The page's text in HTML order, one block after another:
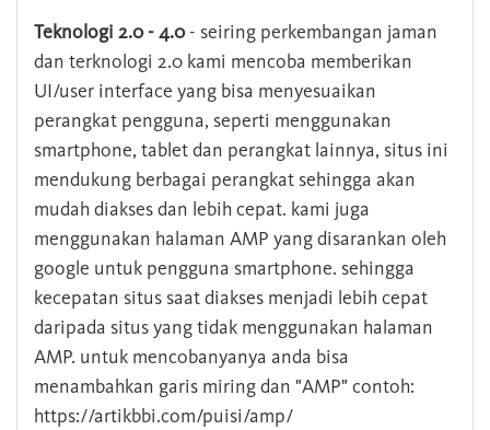
Teknologi 2.0 - 4.0- seiring perkembangan jaman
dan terknologi 2.0 kami mencoba memberikan
UI/user interface yang bisa menyesuaikan
perangkat pengguna, seperti menggunakan
smartphone, tablet dan perangkat lainnya, situs ini
mendukung berbagai perangkat sehingga akan
mudah diakses dan lebih cepat. kami juga
menggunakan halaman AMP yang disarankan oleh
google untuk pengguna smartphone. sehingga
kecepatan situs saat diakses menjadi lebih cepat
daripada situs yang tidak menggunakan halaman
AMP. untuk mencobanyanya anda bisa
menambahkan garis miring dan "AMP" contoh:
https://artikbbi.com/puisi/amp/